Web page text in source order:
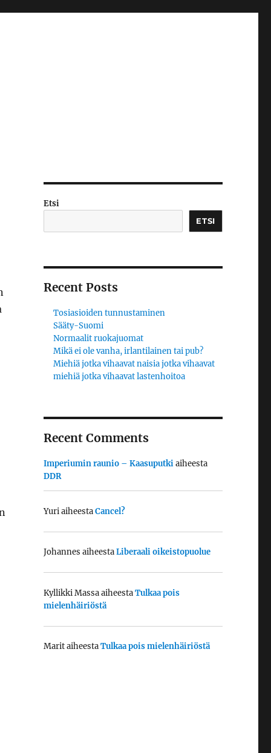
Etsi
ETSI
Recent Posts
Tosiasioiden tunnustaminen
Sääty-Suomi
Normaalit ruokajuomat
Mikä ei ole vanha, irlantilainen tai pub?
Miehiä jotka vihaavat naisia jotka vihaavat
miehiä jotka vihaavat lastenhoitoa
Recent Comments
Imperiumin raunio – Kaasuputkiaiheesta
DDR
YuriaiheestaCancel?
Johannes aiheestaLiberaali oikeistopuolue
Kyllikki MassaaiheestaTulkaa pois
mielenhäiriöstä
MaritaiheestaTulkaa pois mielenhäiriöstä